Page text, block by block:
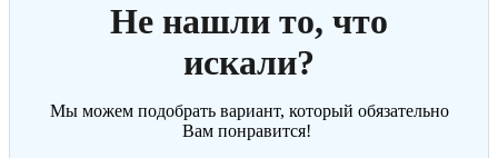
Не нашли то, что
искали?
Мы можем подобрать вариант, который обязательно
Вам понравится!